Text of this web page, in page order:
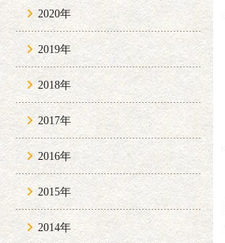
2020年
2019年
2018年
2017年
2016年
2015年
2014年